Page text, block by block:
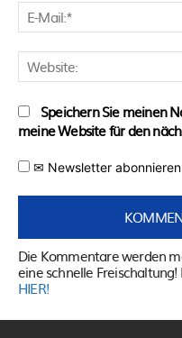
Speichern Sie meinen
meine Website für den
✉ Newsletter
Die Kommentare werden
eine schnelle
HIER!